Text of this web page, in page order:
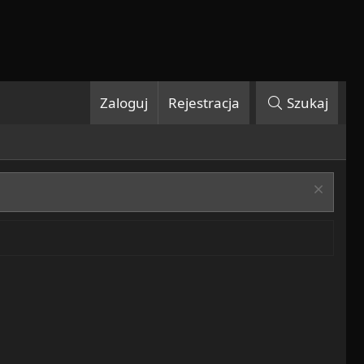
Zaloguj Rejestracja Szukaj